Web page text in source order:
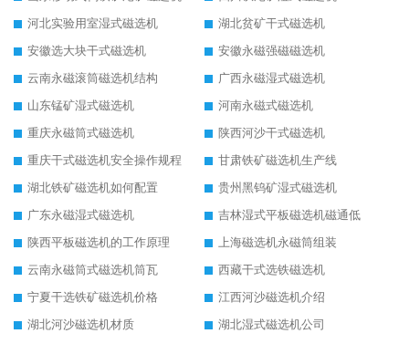
河北实验用室湿式磁选机
湖北贫矿干式磁选机
安徽选大块干式磁选机
安徽永磁强磁磁选机
云南永磁滚筒磁选机结构
广西永磁湿式磁选机
山东锰矿湿式磁选机
河南永磁式磁选机
重庆永磁筒式磁选机
陕西河沙干式磁选机
重庆干式磁选机安全操作规程
甘肃铁矿磁选机生产线
湖北铁矿磁选机如何配置
贵州黑钨矿湿式磁选机
广东永磁湿式磁选机
吉林湿式平板磁选机磁通低
陕西平板磁选机的工作原理
上海磁选机永磁筒组装
云南永磁筒式磁选机筒瓦
西藏干式选铁磁选机
宁夏干选铁矿磁选机价格
江西河沙磁选机介绍
湖北河沙磁选机材质
湖北湿式磁选机公司